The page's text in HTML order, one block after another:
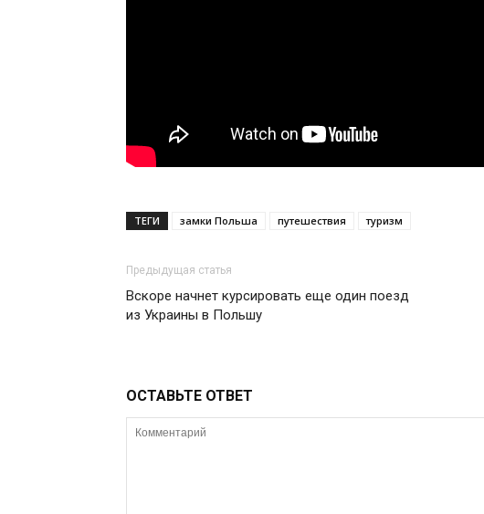
ТЕГИ замки Польша путешествия туризм
Предыдущая статья
Вскоре начнет курсировать еще один поезд
из Украины в Польшу
ОСТАВЬТЕ ОТВЕТ